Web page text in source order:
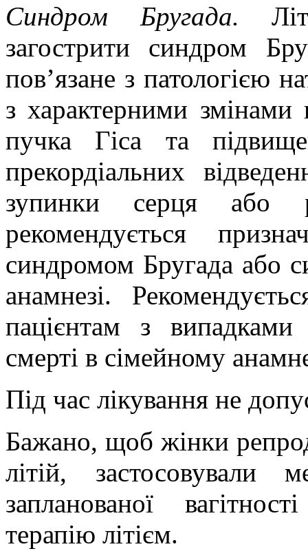
Синдром Бругада.
загострити синдром
пов’язане з патологією
з характерними
пучка Гіса та
прекордіальних
зупинки серця або
рекомендується
синдромом Бругада або
анамнезі.
пацієнтам з
смерті в сімейному
Під час лікування не
Бажано, щоб жінки
літій, застосовували
запланованої
терапію літієм.